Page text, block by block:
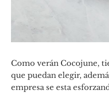
Como verán Cocojune,
que puedan elegir,
empresa se esta